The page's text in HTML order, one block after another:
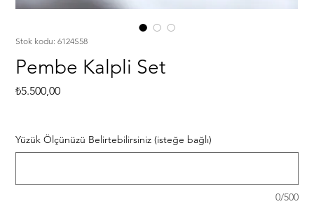
Stok kodu: 6124S58
Pembe Kalpli Set
₺5.500,00Fiyat
Yüzük Ölçünüzü Belirtebilirsiniz (isteğe bağlı)
0/500